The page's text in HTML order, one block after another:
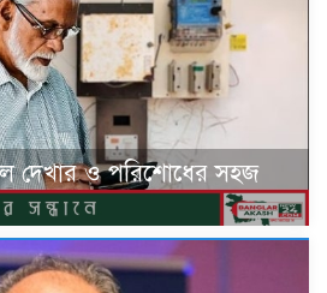
দেখার ও পরিশোধের সহজ